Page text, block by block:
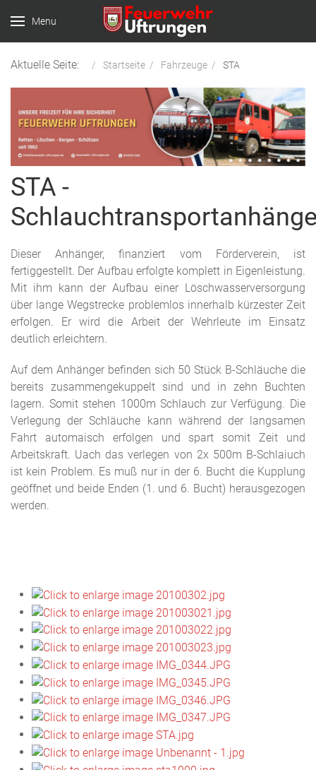
Menu
Aktuelle Seite: Startseite Fahrzeuge STA
STA -
Dieser Anhänger, finanziert vom Förderverein, ist
fertiggestellt. Der Aufbau erfolgte komplett in Eigenleistung.
Mit ihm kann der Aufbau einer Löschwasserversorgung
über lange Wegstrecke problemlos innerhalb kürzester Zeit
erfolgen. Er wird die Arbeit der Wehrleute im Einsatz
deutlich erleichtern.
Auf dem Anhänger befinden sich 50 Stück B-Schläuche die
bereits zusammengekuppelt sind und in zehn Buchten
lagern. Somit stehen 1000m Schlauch zur Verfügung. Die
Verlegung der Schläuche kann während der langsamen
Fahrt automaisch erfolgen und spart somit Zeit und
Arbeitskraft. Uach das verlegen von 2x 500m B-Schlaiuch
ist kein Problem. Es muß nur in der 6. Bucht die Kupplung
geöffnet und beide Enden (1. und 6. Bucht) herausgezogen
werden.